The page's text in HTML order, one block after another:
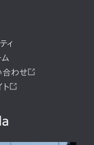
ィ
合わせ